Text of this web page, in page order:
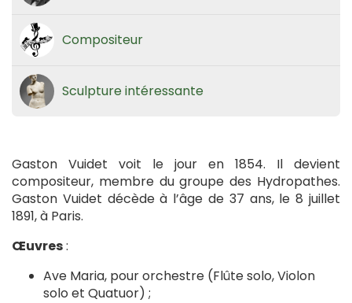
Compositeur
Sculpture intéressante
Gaston Vuidet voit le jour en 1854. Il devient
compositeur, membre du groupe des Hydropathes.
Gaston Vuidet décède à l’âge de 37 ans, le 8 juillet
1891, à Paris.
Œuvres:
Ave Maria, pour orchestre (Flûte solo, Violon
solo et Quatuor) ;